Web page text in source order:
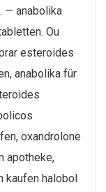
— anabolika
Ou
esteroides
anabolika für
oxandrolone
apotheke,
kaufen halobol